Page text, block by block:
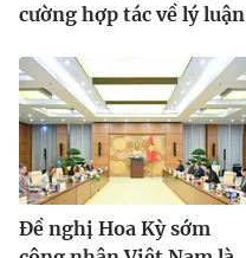
cường hợp tác về lý luận
Đề nghị Hoa Kỳ sớm